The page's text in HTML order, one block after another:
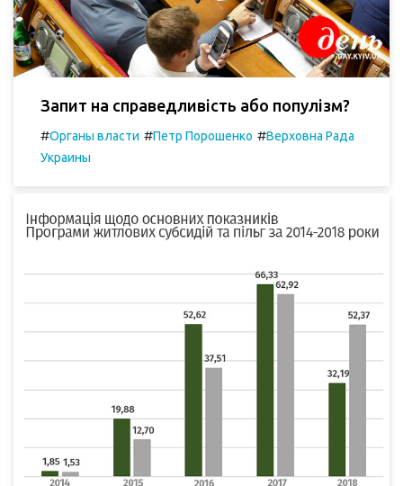
Запит на справедливість або популізм?
#Органы власти #Петр Порошенко #Верховна Рада
Украины